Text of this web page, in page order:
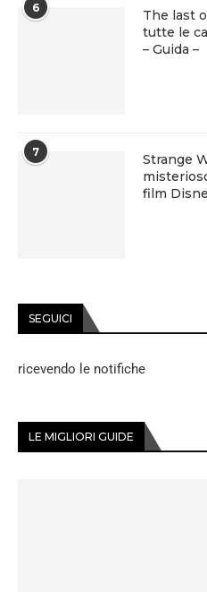
6
The last
tutte le
– Guida –
7
Strange
film
SEGUICI
ricevendo le notifiche
LE MIGLIORI GUIDE